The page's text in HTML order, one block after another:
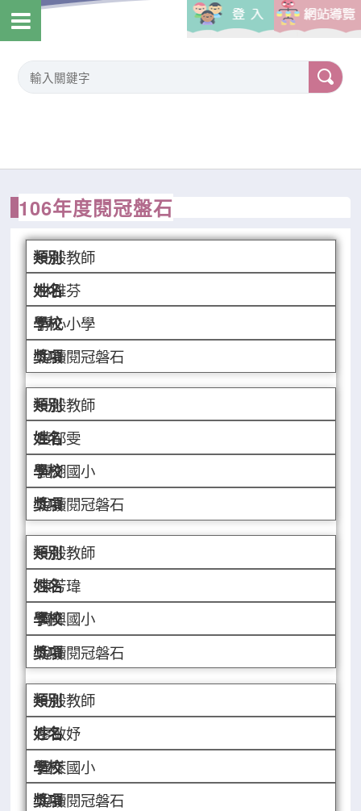
106年度閱冠盤石
一般教師
林雅芬
靜心小學
悅讀閱冠磐石
一般教師
黃郁雯
麗湖國小
悅讀閱冠磐石
一般教師
陳芳瑋
萬興國小
悅讀閱冠磐石
一般教師
廖敏妤
蓬萊國小
悅讀閱冠磐石